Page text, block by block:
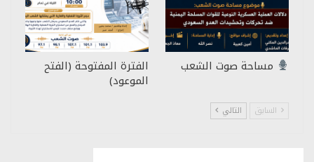
مساحة صوت الشعب الفترة المفتوحة (الفتح
الموعود)
السابق التالي